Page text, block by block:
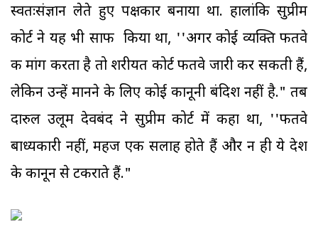
स्वतःसंज्ञान लेते हुए पक्षकार बनाया था. हालांकि सुप्रीम
कोर्ट ने यह भी साफ किया था, ''अगर कोई व्यक्ति फतवे
की मांग करता है तो शरीयत कोर्ट फतवे जारी कर सकती हैं,
लेकिन उन्हें मानने के लिए कोई कानूनी बंदिश नहीं है." तब
दारुल उलूम देवबंद ने सुप्रीम कोर्ट में कहा था, ''फतवे
बाध्यकारी नहीं, महज एक सलाह होते हैं और न ही ये देश
के कानून से टकराते हैं."